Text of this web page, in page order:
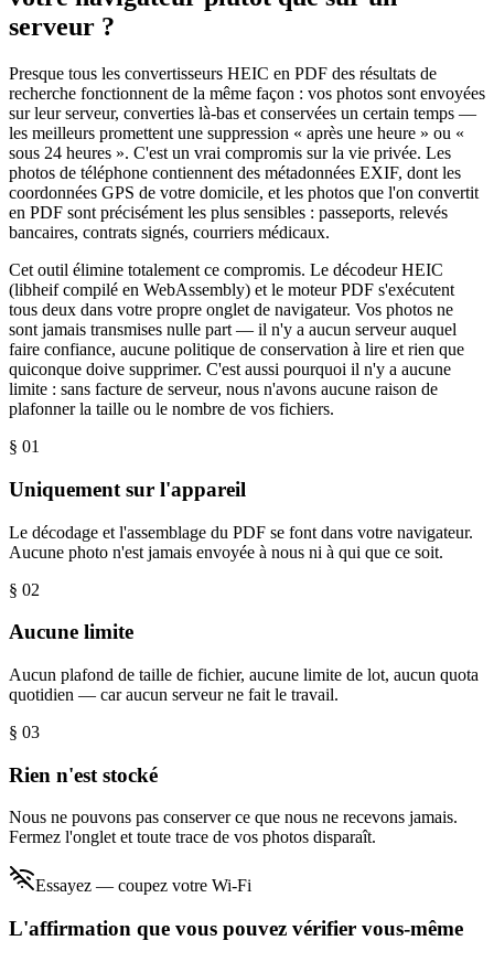
serveur ?
Presque tous les convertisseurs HEIC en PDF des résultats de
recherche fonctionnent de la même façon : vos photos sont envoyées
sur leur serveur, converties là-bas et conservées un certain temps —
les meilleurs promettent une suppression « après une heure » ou «
sous 24 heures ». C'est un vrai compromis sur la vie privée. Les
photos de téléphone contiennent des métadonnées EXIF, dont les
coordonnées GPS de votre domicile, et les photos que l'on convertit
en PDF sont précisément les plus sensibles : passeports, relevés
bancaires, contrats signés, courriers médicaux.
Cet outil élimine totalement ce compromis. Le décodeur HEIC
(libheif compilé en WebAssembly) et le moteur PDF s'exécutent
tous deux dans votre propre onglet de navigateur. Vos photos ne
sont jamais transmises nulle part — il n'y a aucun serveur auquel
faire confiance, aucune politique de conservation à lire et rien que
quiconque doive supprimer. C'est aussi pourquoi il n'y a aucune
limite : sans facture de serveur, nous n'avons aucune raison de
plafonner la taille ou le nombre de vos fichiers.
§ 01
Uniquement sur l'appareil
Le décodage et l'assemblage du PDF se font dans votre navigateur.
Aucune photo n'est jamais envoyée à nous ni à qui que ce soit.
§ 02
Aucune limite
Aucun plafond de taille de fichier, aucune limite de lot, aucun quota
quotidien — car aucun serveur ne fait le travail.
§ 03
Rien n'est stocké
Nous ne pouvons pas conserver ce que nous ne recevons jamais.
Fermez l'onglet et toute trace de vos photos disparaît.
Essayez — coupez votre Wi-Fi
L'affirmation que vous pouvez vérifier vous-même